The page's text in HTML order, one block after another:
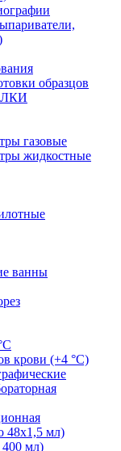
образцов
газовые
жидкостные
ванны
крови (+4 °С)
48x1,5 мл)
мл)